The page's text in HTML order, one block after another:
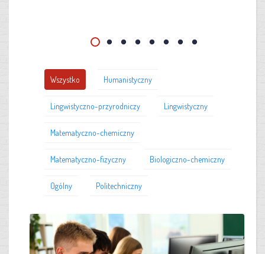
Wszystko Humanistyczny
Lingwistyczno-przyrodniczy Lingwistyczny
Matematyczno-chemiczny
Matematyczno-fizyczny Biologiczno-chemiczny
Ogólny Politechniczny